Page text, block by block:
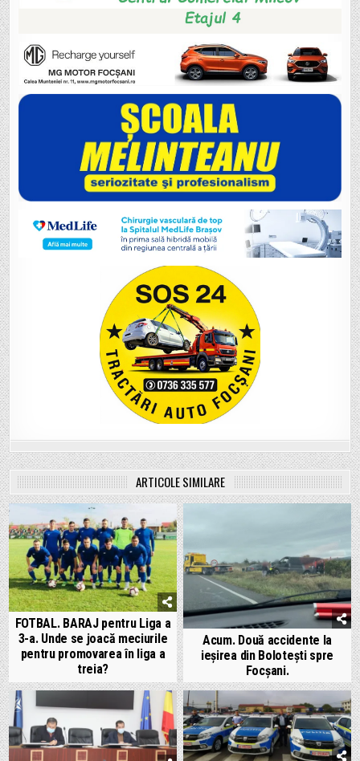
ARTICOLE SIMILARE
FOTBAL. BARAJ pentru Liga a
3-a. Unde se joacă meciurile
pentru promovarea în liga a
treia?
Acum. Două accidente la
ieșirea din Bolotești spre
Focșani.